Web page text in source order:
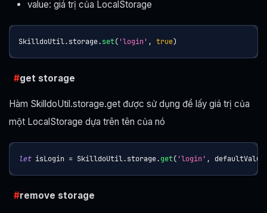
value: giá trị của LocalStorage
SkilldoUtil.storage.set( 'login' , true)
get storage
Hàm SkilldoUtil.storage.get được sử dụng để lấy giá trị của
một LocalStorage dựa trên tên của nó
let isLogin = SkilldoUtil.storage.get( 'login' , defaultValue
remove storage